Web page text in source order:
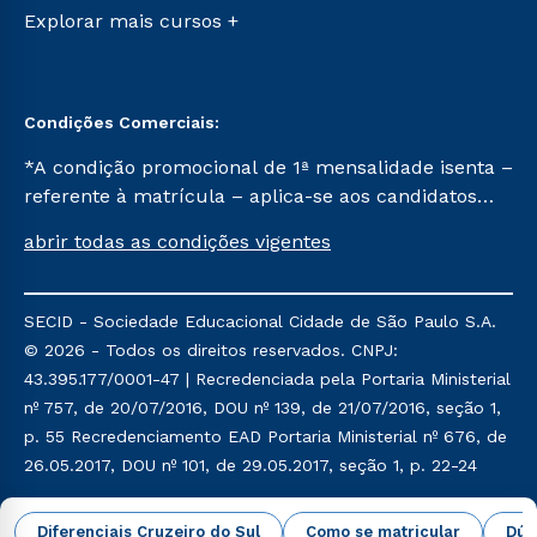
Diferenciais Cruzeiro do Sul Como se matricular
Vestibular Mérito
Vestibular Solidário
Canais de Atendimento
Explorar mais cursos +
Condições Comerciais:
*A condição promocional de 1ª mensalidade isenta –
referente à matrícula – aplica-se aos candidatos
na prova on-line ou agendada, que ofertam bolsas
semestre vigente, que ainda não tenham efetivado
e/ou não tenham cancelado ou trancado sua
matrícula em uma das Instituições da Cruzeiro do
Sul Educacional, no período de um ano. Tais
condições não se aplicam aos cursos de Medicina, e
também para matriculados via FIES, Prouni e
acumula com nenhuma outra campanha ofertada
abrir todas as condições vigentes
SECID - Sociedade Educacional Cidade de São Paulo S.A.
© 2026 - Todos os direitos reservados. CNPJ:
43.395.177/0001-47 | Recredenciada pela Portaria Ministerial
nº 757, de 20/07/2016, DOU nº 139, de 21/07/2016, seção 1,
p. 55 Recredenciamento EAD Portaria Ministerial nº 676, de
26.05.2017, DOU nº 101, de 29.05.2017, seção 1, p. 22-24
Política de Privacidade Política de Cookies